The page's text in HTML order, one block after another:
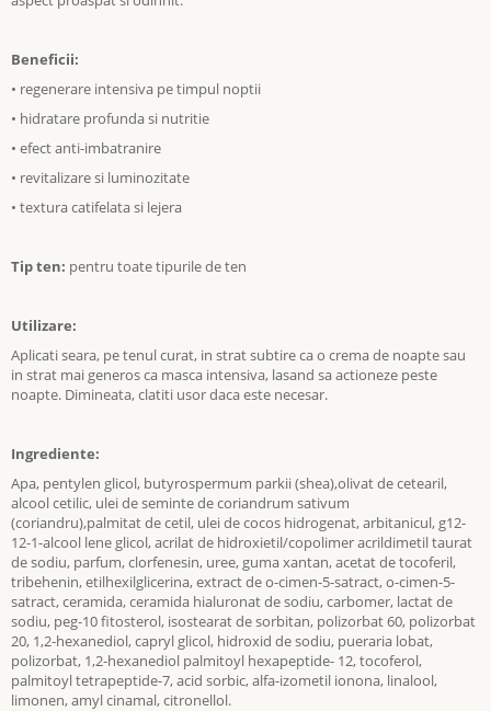
Beneficii:
• regenerare intensiva pe timpul noptii
• hidratare profunda si nutritie
• efect anti-imbatranire
• revitalizare si luminozitate
• textura catifelata si lejera
Tip ten: pentru toate tipurile de ten
Utilizare:
Aplicati seara, pe tenul curat, in strat subtire ca o crema de noapte sau
in strat mai generos ca masca intensiva, lasand sa actioneze peste
noapte. Dimineata, clatiti usor daca este necesar.
Ingrediente:
Apa, pentylen glicol, butyrospermum parkii (shea),olivat de cetearil,
alcool cetilic, ulei de seminte de coriandrum sativum
(coriandru),palmitat de cetil, ulei de cocos hidrogenat, arbitanicul, g12-
12-1-alcool lene glicol, acrilat de hidroxietil/copolimer acrildimetil taurat
de sodiu, parfum, clorfenesin, uree, guma xantan, acetat de tocoferil,
tribehenin, etilhexilglicerina, extract de o-cimen-5-satract, o-cimen-5-
satract, ceramida, ceramida hialuronat de sodiu, carbomer, lactat de
sodiu, peg-10 fitosterol, isostearat de sorbitan, polizorbat 60, polizorbat
20, 1,2-hexanediol, capryl glicol, hidroxid de sodiu, pueraria lobat,
polizorbat, 1,2-hexanediol palmitoyl hexapeptide- 12, tocoferol,
palmitoyl tetrapeptide-7, acid sorbic, alfa-izometil ionona, linalool,
limonen, amyl cinamal, citronellol.